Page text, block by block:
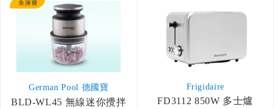
German Pool 德國寶
BLD-WL45 無線迷你攪拌
Frigidaire
FD3112 850W 多士爐